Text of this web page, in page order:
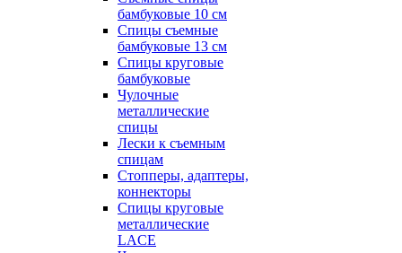
бамбуковые 10 см
Спицы съемные
бамбуковые 13 см
Спицы круговые
бамбуковые
Чулочные
металлические
спицы
Лески к съемным
спицам
Стопперы, адаптеры,
коннекторы
Спицы круговые
металлические
LACE